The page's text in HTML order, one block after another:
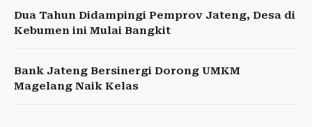
Dua Tahun Didampingi Pemprov Jateng, Desa di
Kebumen ini Mulai Bangkit
Bank Jateng Bersinergi Dorong UMKM
Magelang Naik Kelas